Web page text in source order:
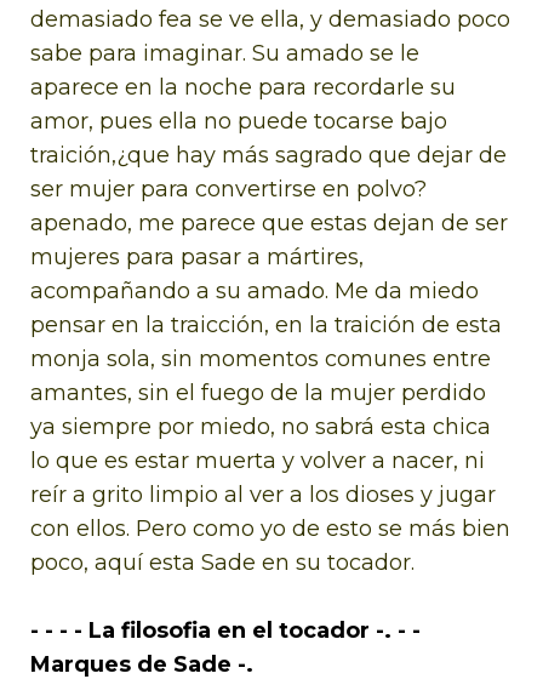
demasiado fea se ve ella, y demasiado poco
sabe para imaginar. Su amado se le
aparece en la noche para recordarle su
amor, pues ella no puede tocarse bajo
traición,¿que hay más sagrado que dejar de
ser mujer para convertirse en polvo?
apenado, me parece que estas dejan de ser
mujeres para pasar a mártires,
acompañando a su amado. Me da miedo
pensar en la traicción, en la traición de esta
monja sola, sin momentos comunes entre
amantes, sin el fuego de la mujer perdido
ya siempre por miedo, no sabrá esta chica
lo que es estar muerta y volver a nacer, ni
reír a grito limpio al ver a los dioses y jugar
con ellos. Pero como yo de esto se más bien
poco, aquí esta Sade en su tocador.
- - - - La filosofia en el tocador -. - -
Marques de Sade -.